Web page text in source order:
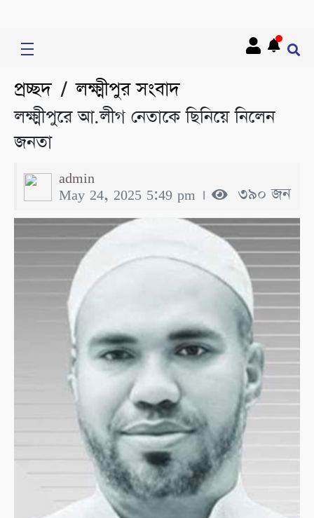
প্রচ্ছদ/লক্ষ্মীপুর সংবাদ
লক্ষ্মীপুরে আ.লীগ নেতাকে ছিনিয়ে নিলেন
জনতা
admin
May 24, 2025 5:49 pm । ৩৯০ জন